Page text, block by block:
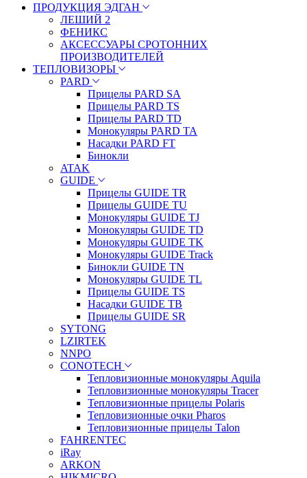
ПРОДУКЦИЯ ЭДГАН
ЛЕШИЙ 2
ФЕНИКС
АКСЕССУАРЫ СРОТОННИХ
ПРОИЗВОДИТЕЛЕЙ
ТЕПЛОВИЗОРЫ
PARD
Прицелы PARD SA
Прицелы PARD TS
Прицелы PARD TD
Монокуляры PARD TA
Насадки PARD FT
Бинокли
ATAK
GUIDE
Прицелы GUIDE TR
Прицелы GUIDE TU
Монокуляры GUIDE TJ
Монокуляры GUIDE TD
Монокуляры GUIDE TK
Монокуляры GUIDE Track
Бинокли GUIDE TN
Монокуляры GUIDE TL
Прицелы GUIDE TS
Насадки GUIDE TB
Прицелы GUIDE SR
SYTONG
LZIRTEK
NNPO
CONOTECH
Тепловизионные монокуляры Aquila
Тепловизионные монокуляры Tracer
Тепловизионные прицелы Polaris
Тепловизионные очки Pharos
Тепловизионные прицелы Talon
FAHRENTEC
iRay
ARKON